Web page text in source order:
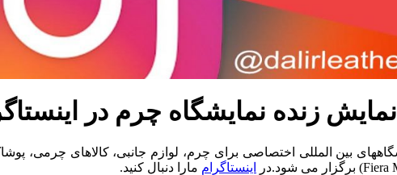
نمایش زنده نمایشگاه چرم در
اینستاگرام مارا دنبال کنید.